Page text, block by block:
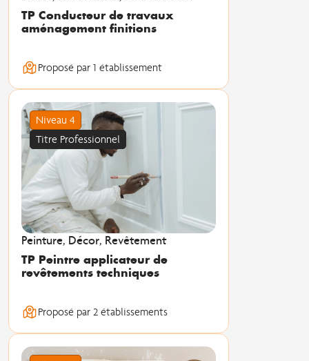
TP Conducteur de travaux
aménagement finitions
Proposé par 1 établissement
Niveau 4
Titre Professionnel
Peinture, Décor, Revêtement
TP Peintre applicateur de
revêtements techniques
Proposé par 2 établissements